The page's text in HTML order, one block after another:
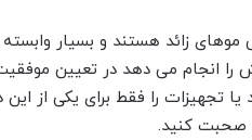
زائد هستند و بسیار وابسته
انجام می دهد در تعیین
را فقط برای یکی از این
صحبت کنید.